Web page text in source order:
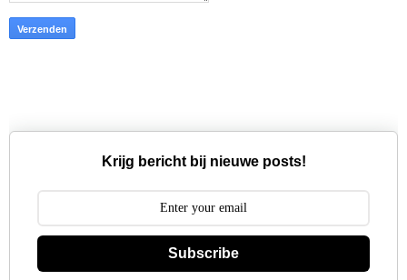
Krijg bericht bij nieuwe posts!
Subscribe